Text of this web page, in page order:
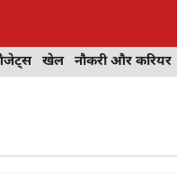
खेल नौकरी और करियर